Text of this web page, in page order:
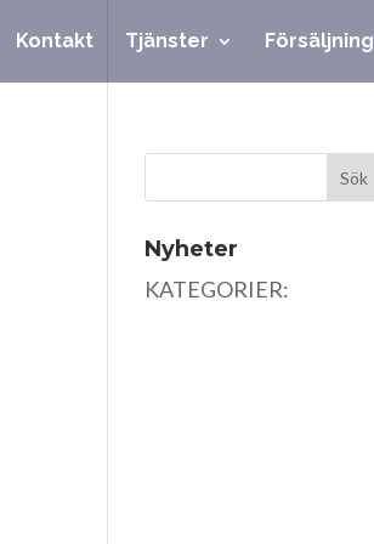
Kontakt Tjänster Försäljning
Nyheter
KATEGORIER: